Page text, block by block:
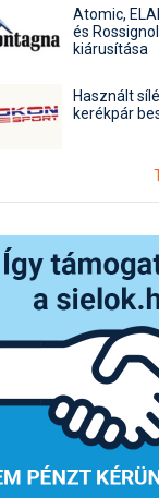
Atomic,
és
kiárusítása
Használt
kerékpár